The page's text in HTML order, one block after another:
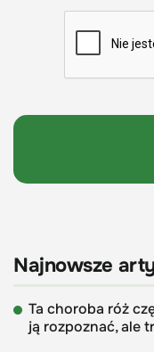
Najnowsze
Ta choroba róż
ją rozpoznać, ale